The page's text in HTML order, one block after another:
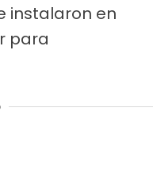
instalaron en
para